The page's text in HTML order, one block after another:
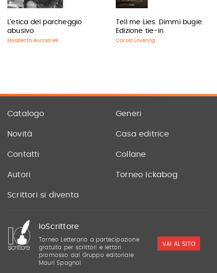
L'etica del parcheggio
abusivo
Elisabetta Bucciarelli
Tell me Lies. Dimmi bugie.
Edizione tie-in
Carola Lovering
Catalogo Generi
Novità Casa editrice
Contatti Collane
Autori Torneo Ickabog
Scrittori si diventa
IoScrittore
Torneo Letterario a partecipazione
gratuita per scrittori e lettori
promosso dal Gruppo editoriale
Mauri Spagnol
VAI AL SITO